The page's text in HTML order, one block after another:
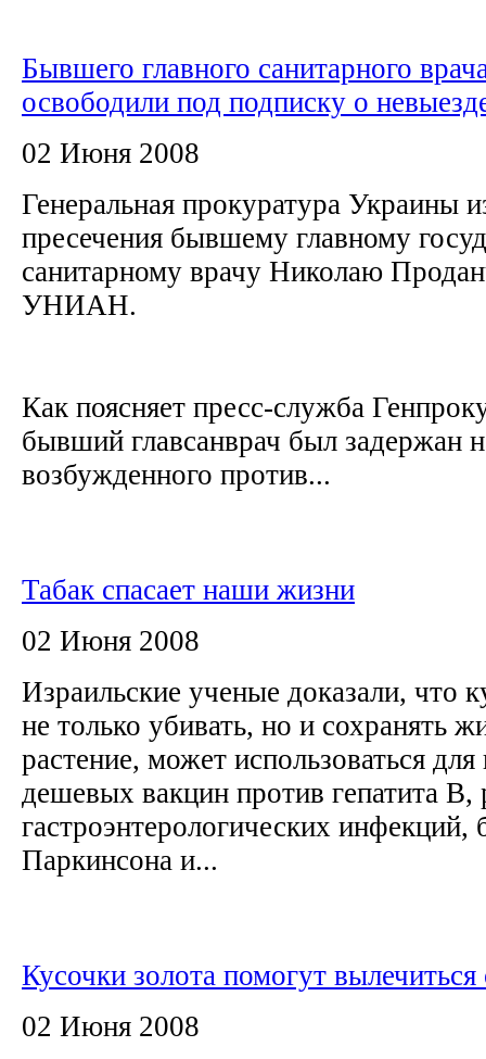
Бывшего главного санитарного
освободили под подписку о
02 Июня 2008
Генеральная прокуратура Украины
пресечения бывшему главному
санитарному врачу Николаю
УНИАН.
Как поясняет пресс-служба
бывший главсанврач был задержан
возбужденного против...
Табак спасает наши жизни
02 Июня 2008
Израильские ученые доказали, что
не только убивать, но и сохранять
растение, может использоваться для
дешевых вакцин против гепатита
гастроэнтерологических инфекций,
Паркинсона и...
Кусочки золота помогут
02 Июня 2008